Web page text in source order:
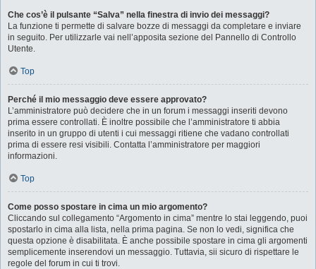
Che cos’è il pulsante “Salva” nella finestra di invio dei messaggi?
La funzione ti permette di salvare bozze di messaggi da completare e inviare
in seguito. Per utilizzarle vai nell’apposita sezione del Pannello di Controllo
Utente.
Top
Perché il mio messaggio deve essere approvato?
L’amministratore può decidere che in un forum i messaggi inseriti devono
prima essere controllati. È inoltre possibile che l’amministratore ti abbia
inserito in un gruppo di utenti i cui messaggi ritiene che vadano controllati
prima di essere resi visibili. Contatta l’amministratore per maggiori
informazioni.
Top
Come posso spostare in cima un mio argomento?
Cliccando sul collegamento “Argomento in cima” mentre lo stai leggendo, puoi
spostarlo in cima alla lista, nella prima pagina. Se non lo vedi, significa che
questa opzione è disabilitata. È anche possibile spostare in cima gli argomenti
semplicemente inserendovi un messaggio. Tuttavia, sii sicuro di rispettare le
regole del forum in cui ti trovi.